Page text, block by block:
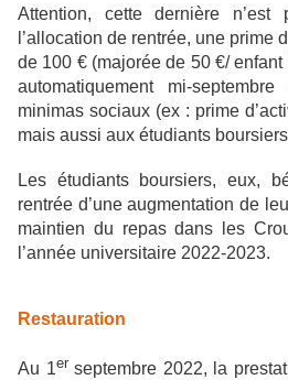
Attention, cette dernière
l’allocation de rentrée, une prime
de 100 € (majorée de 50 €/
automatiquement mi-
minimas sociaux (ex : prime
mais aussi aux étudiants
Les étudiants boursiers, eux,
rentrée d’une augmentation de
maintien du repas dans les
l’année universitaire 2022-2023.
Restauration
Au 1er septembre 2022, la